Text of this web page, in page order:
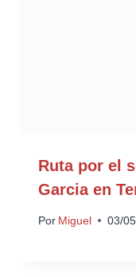
Ruta por el
Garcia en
Por Miguel 03/